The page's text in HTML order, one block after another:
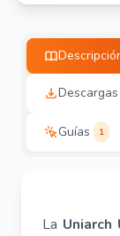
Descargas
Guías 1
La Uniarch